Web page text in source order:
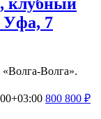
клубный
Уфа, 7
Волга».
800 800 ₽